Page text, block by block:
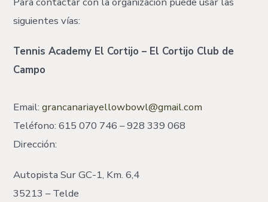
siguientes vías:
Tennis Academy El Cortijo – El Cortijo Club de
Campo
Email:grancanariayellowbowl@gmail.com
Teléfono: 615 070 746 – 928 339 068
Dirección:
Autopista Sur GC-1, Km. 6,4
35213 – Telde